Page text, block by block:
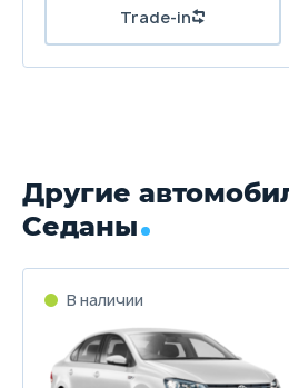
Масса
Трансмиссия
Автомат
Привод
Передний
Передняя подвеска
Другие
Седаны